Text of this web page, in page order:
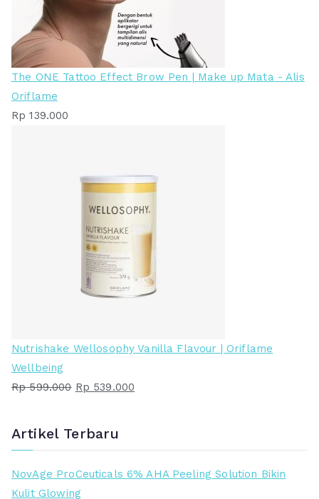
The ONE Tattoo Effect Brow Pen | Make up Mata - Alis
Oriflame
Rp 139.000
Nutrishake Wellosophy Vanilla Flavour | Oriflame
Wellbeing
Rp599.000 H
a
Rp 539.000
s
Artikel Terbaru
NovAge ProCeuticals 6% AHA Peeling Solution Bikin
Kulit Glowing